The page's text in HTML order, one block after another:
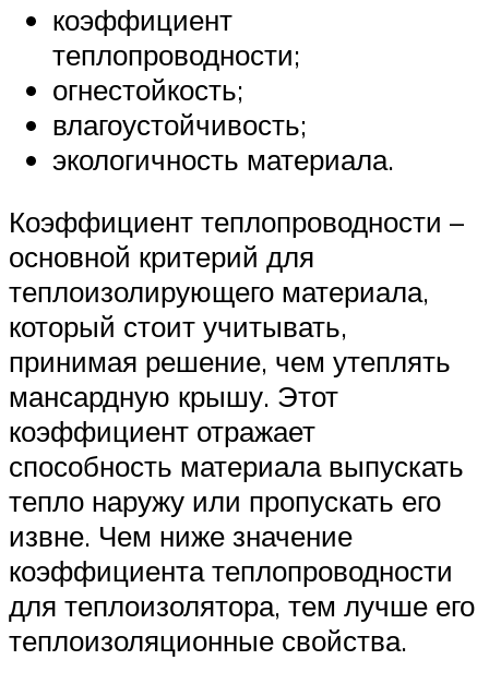
коэффициент
теплопроводности;
огнестойкость;
влагоустойчивость;
экологичность материала.
Коэффициент теплопроводности –
основной критерий для
теплоизолирующего материала,
который стоит учитывать,
принимая решение, чем утеплять
мансардную крышу. Этот
коэффициент отражает
способность материала выпускать
тепло наружу или пропускать его
извне. Чем ниже значение
коэффициента теплопроводности
для теплоизолятора, тем лучше его
теплоизоляционные свойства.